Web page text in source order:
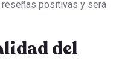
positivas y será
del